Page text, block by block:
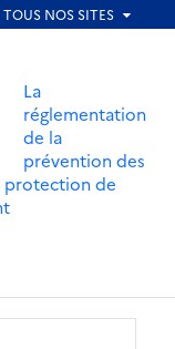
La
réglementation
de la
prévention des
protection de